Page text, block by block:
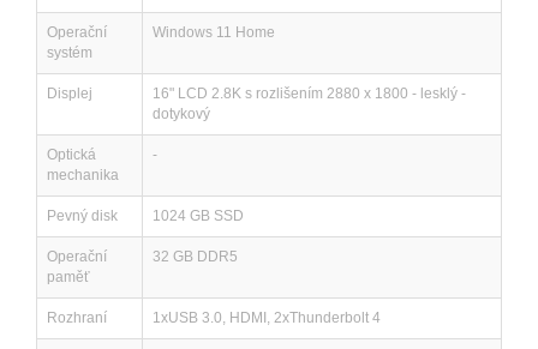
Operační
systém
Windows 11 Home
Displej
16" LCD 2.8K s rozlišením 2880 x 1800 - lesklý -
dotykový
Optická
mechanika
-
Pevný disk 1024 GB SSD
Operační
paměť
32 GB DDR5
Rozhraní 1xUSB 3.0, HDMI, 2xThunderbolt 4